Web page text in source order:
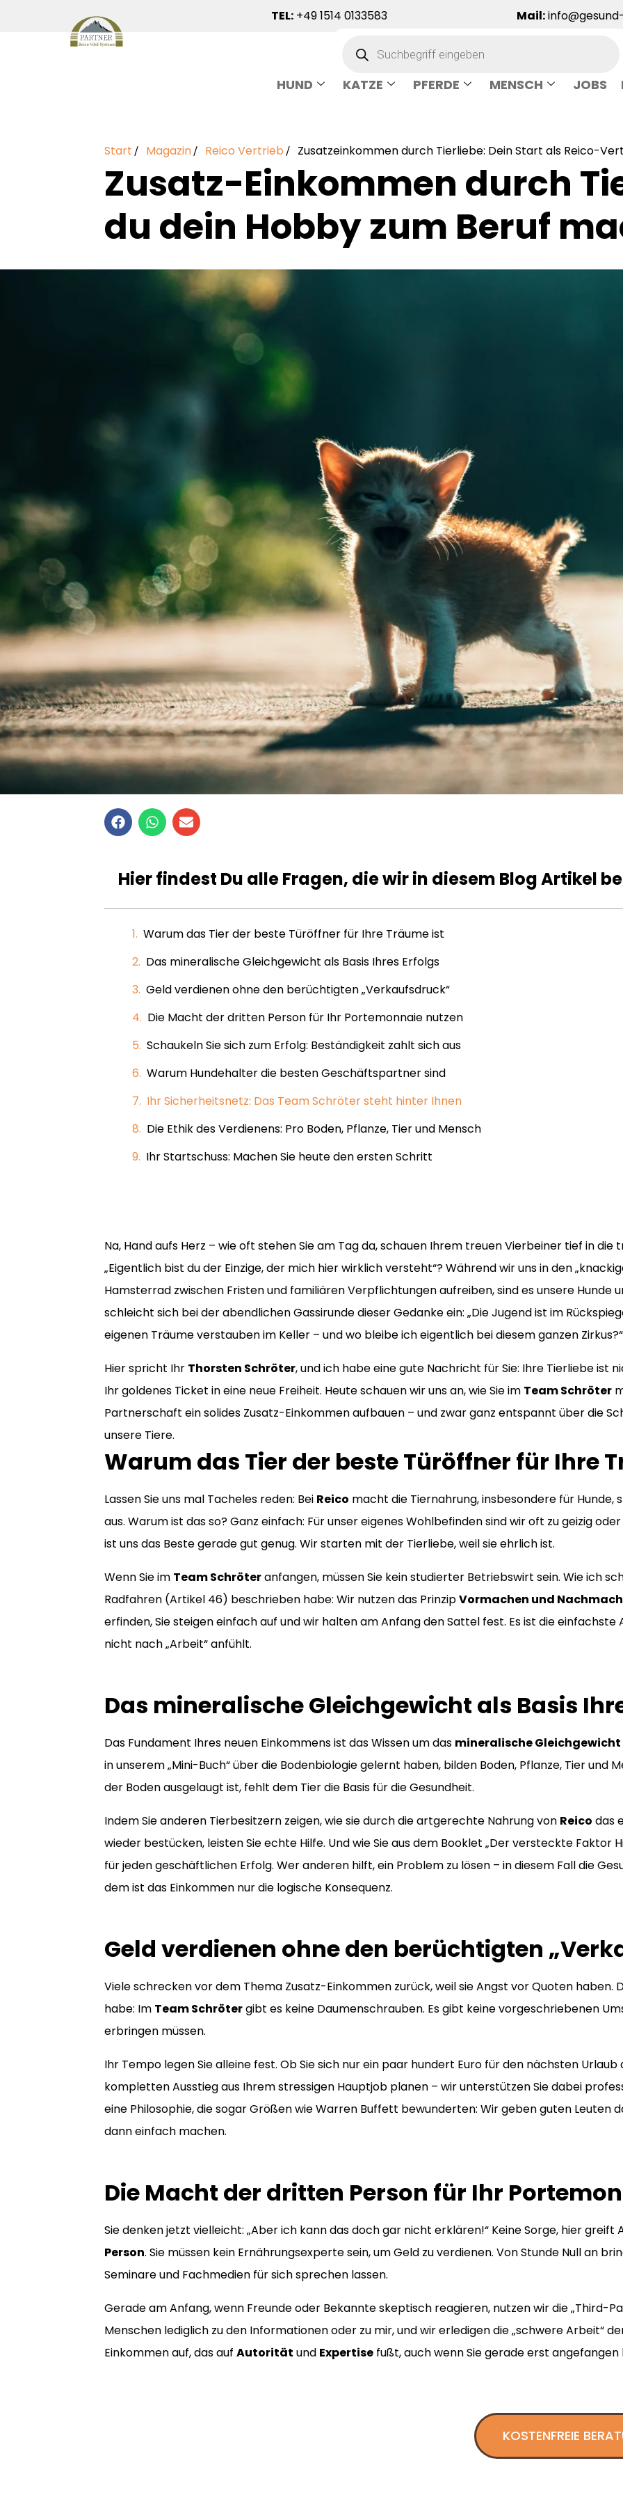
TEL: +49 1514 0133583 Mail:
HUND KATZE PFERDE MENSCH JOBS
Start Magazin Reico Vertrieb Zusatzeinkommen durch Tierliebe: Dein Start als Reico-
Zusatz-Einkommen durch
du dein Hobby zum Beruf
Hier findest Du alle Fragen, die wir in diesem Blog Artikel
Warum das Tier der beste Türöffner für Ihre Träume ist
Das mineralische Gleichgewicht als Basis Ihres Erfolgs
Geld verdienen ohne den berüchtigten „Verkaufsdruck“
Die Macht der dritten Person für Ihr Portemonnaie nutzen
Schaukeln Sie sich zum Erfolg: Beständigkeit zahlt sich aus
Warum Hundehalter die besten Geschäftspartner sind
Ihr Sicherheitsnetz: Das Team Schröter steht hinter Ihnen
Die Ethik des Verdienens: Pro Boden, Pflanze, Tier und Mensch
Ihr Startschuss: Machen Sie heute den ersten Schritt
Na, Hand aufs Herz – wie oft stehen Sie am Tag da, schauen Ihrem treuen Vierbeiner tief in die
„Eigentlich bist du der Einzige, der mich hier wirklich versteht“? Während wir uns in den
Hamsterrad zwischen Fristen und familiären Verpflichtungen aufreiben, sind es unsere Hunde
schleicht sich bei der abendlichen Gassirunde dieser Gedanke ein: „Die Jugend ist im
eigenen Träume verstauben im Keller – und wo bleibe ich eigentlich bei diesem ganzen Zirkus?“
Hier spricht Ihr Thorsten Schröter, und ich habe eine gute Nachricht für Sie: Ihre Tierliebe ist
Ihr goldenes Ticket in eine neue Freiheit. Heute schauen wir uns an, wie Sie im Team Schröter
Partnerschaft ein solides Zusatz-Einkommen aufbauen – und zwar ganz entspannt über die
unsere Tiere.
Warum das Tier der beste Türöffner für Ihre
Lassen Sie uns mal Tacheles reden: Bei Reico macht die Tiernahrung, insbesondere für Hunde,
aus. Warum ist das so? Ganz einfach: Für unser eigenes Wohlbefinden sind wir oft zu geizig
ist uns das Beste gerade gut genug. Wir starten mit der Tierliebe, weil sie ehrlich ist.
Wenn Sie im Team Schröteranfangen, müssen Sie kein studierter Betriebswirt sein. Wie ich
Radfahren (Artikel 46) beschrieben habe: Wir nutzen das PrinzipVormachen und
erfinden, Sie steigen einfach auf und wir halten am Anfang den Sattel fest. Es ist die einfachste
nicht nach „Arbeit“ anfühlt.
Das mineralische Gleichgewicht als Basis
Das Fundament Ihres neuen Einkommens ist das Wissen um das mineralische Gleichgewicht
in unserem „Mini-Buch“ über die Bodenbiologie gelernt haben, bilden Boden, Pflanze, Tier und
der Boden ausgelaugt ist, fehlt dem Tier die Basis für die Gesundheit.
Indem Sie anderen Tierbesitzern zeigen, wie sie durch die artgerechte Nahrung von Reico das
wieder bestücken, leisten Sie echte Hilfe. Und wie Sie aus dem Booklet „Der versteckte Faktor
für jeden geschäftlichen Erfolg. Wer anderen hilft, ein Problem zu lösen – in diesem Fall die
dem ist das Einkommen nur die logische Konsequenz.
Geld verdienen ohne den berüchtigten
Viele schrecken vor dem Thema Zusatz-Einkommen zurück, weil sie Angst vor Quoten haben.
habe: Im Team Schrötergibt es keine Daumenschrauben. Es gibt keine vorgeschriebenen
erbringen müssen.
Ihr Tempo legen Sie alleine fest. Ob Sie sich nur ein paar hundert Euro für den nächsten
kompletten Ausstieg aus Ihrem stressigen Hauptjob planen – wir unterstützen Sie dabei
eine Philosophie, die sogar Größen wie Warren Buffett bewunderten: Wir geben guten Leuten
dann einfach machen.
Die Macht der dritten Person für Ihr
Sie denken jetzt vielleicht: „Aber ich kann das doch gar nicht erklären!“ Keine Sorge, hier greift
Person. Sie müssen kein Ernährungsexperte sein, um Geld zu verdienen. Von Stunde Null an
Seminare und Fachmedien für sich sprechen lassen.
Gerade am Anfang, wenn Freunde oder Bekannte skeptisch reagieren, nutzen wir die „Third-
Menschen lediglich zu den Informationen oder zu mir, und wir erledigen die „schwere Arbeit“
Einkommen auf, das auf Autorität und Expertise fußt, auch wenn Sie gerade erst angefangen
KOSTENFREIE